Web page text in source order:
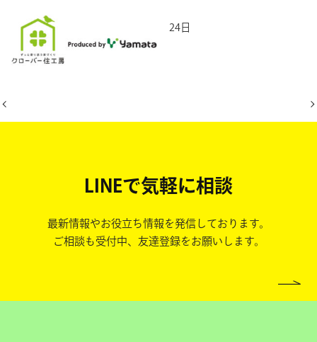
2026年6月24日
LINEで気軽に相談
最新情報やお役立ち情報を発信しております。
ご相談も受付中、友達登録をお願いします。